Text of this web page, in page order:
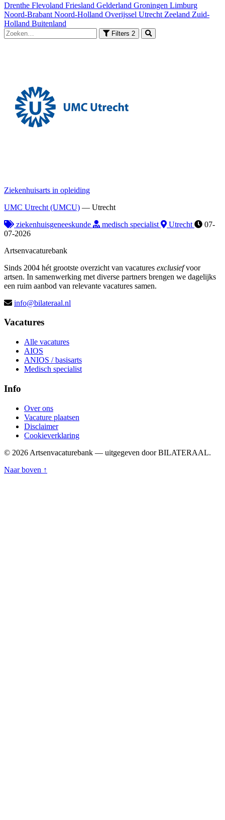
Drenthe Flevoland Friesland Gelderland Groningen Limburg
Noord-Brabant Noord-Holland Overijssel Utrecht Zeeland Zuid-
Holland Buitenland
Filters 2
Ziekenhuisarts in opleiding
UMC Utrecht (UMCU) — Utrecht
ziekenhuisgeneeskunde
medisch specialist Utrecht
07-
07-2026
Artsenvacaturebank
Sinds 2004 hét grootste overzicht van vacatures exclusiefvoor
artsen. In samenwerking met diverse partners brengen we dagelijks
een ruim aanbod van relevante vacatures samen.
info@bilateraal.nl
Vacatures
Alle vacatures
AIOS
ANIOS / basisarts
Medisch specialist
Info
Over ons
Vacature plaatsen
Disclaimer
Cookieverklaring
© 2026 Artsenvacaturebank — uitgegeven door BILATERAAL.
Naar boven ↑